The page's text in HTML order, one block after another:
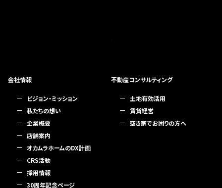
会社情報
ビジョン・ミッション
私たちの想い
企業概要
店舗案内
オカムラホームのDX計画
CRS活動
採用情報
30周年記念ページ
不動産コンサルティング
土地有効活用
賃貸経営
空き家でお困りの方へ